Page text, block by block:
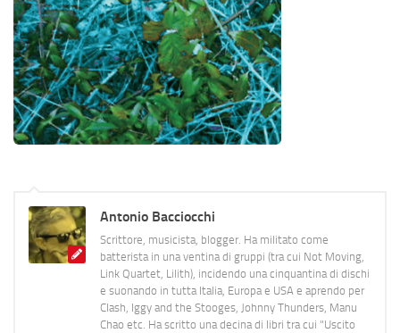
Antonio Bacciocchi
Scrittore, musicista, blogger. Ha militato come
batterista in una ventina di gruppi (tra cui Not Moving,
Link Quartet, Lilith), incidendo una cinquantina di dischi
e suonando in tutta Italia, Europa e USA e aprendo per
Clash, Iggy and the Stooges, Johnny Thunders, Manu
Chao etc. Ha scritto una decina di libri tra cui "Uscito